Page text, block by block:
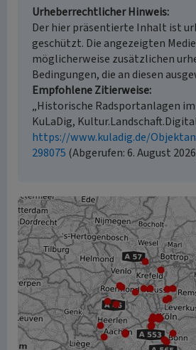
Urheberrechtlicher Hinweis
Der hier präsentierte Inhalt ist
geschützt. Die angezeigten
möglicherweise zusätzlichen
Bedingungen, die an diesen
Empfohlene Zitierweise
„Historische Radsportanlagen im
KuLaDig,
https://www.kuladig.de/
298075 (Abgerufen: 6. August